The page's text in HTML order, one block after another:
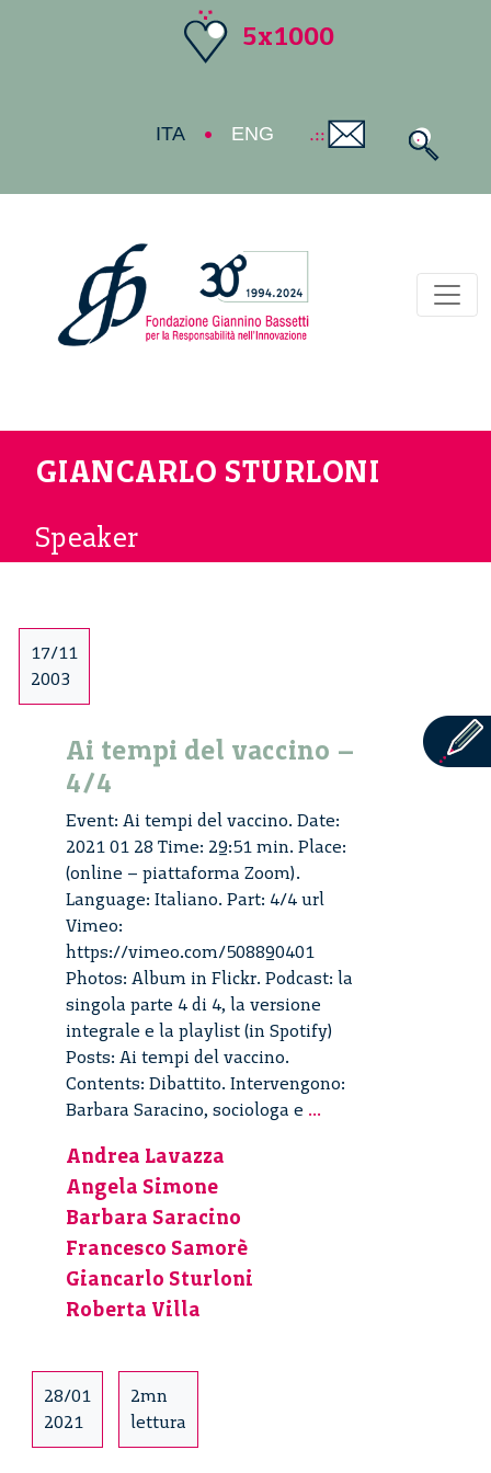
5x1000
ITA ENG
GIANCARLO STURLONI
Speaker
17/11
2003
Ai tempi del vaccino –
4/4
Event: Ai tempi del vaccino. Date:
2021 01 28 Time: 29:51 min. Place:
(online – piattaforma Zoom).
Language: Italiano. Part: 4/4 url
Vimeo:
https://vimeo.com/508890401
Photos: Album in Flickr. Podcast: la
singola parte 4 di 4, la versione
integrale e la playlist (in Spotify)
Posts: Ai tempi del vaccino.
Contents: Dibattito. Intervengono:
Barbara Saracino, sociologa e ...
Andrea Lavazza
Angela Simone
Barbara Saracino
Francesco Samorè
Giancarlo Sturloni
Roberta Villa
28/01
2021
2mn
lettura